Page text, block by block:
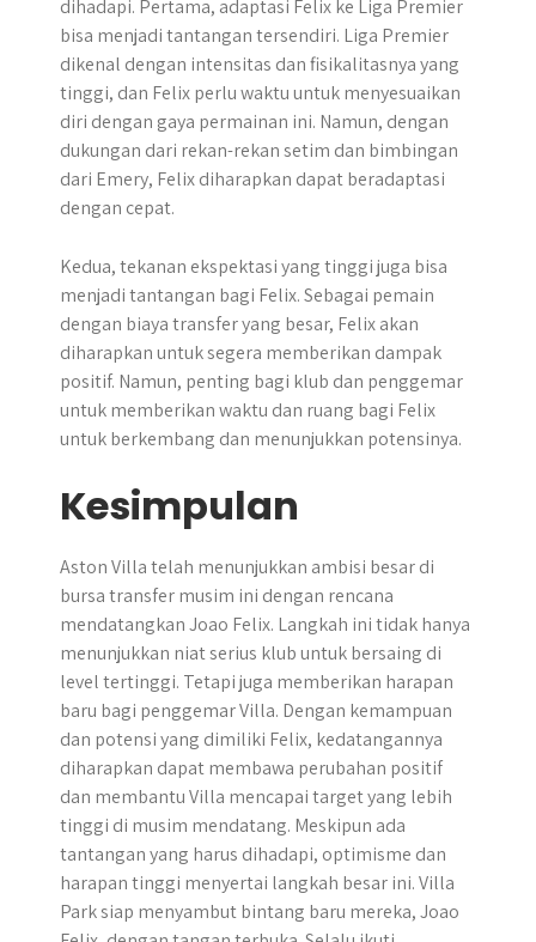
dihadapi. Pertama, adaptasi Felix ke Liga Premier
bisa menjadi tantangan tersendiri. Liga Premier
dikenal dengan intensitas dan fisikalitasnya yang
tinggi, dan Felix perlu waktu untuk menyesuaikan
diri dengan gaya permainan ini. Namun, dengan
dukungan dari rekan-rekan setim dan bimbingan
dari Emery, Felix diharapkan dapat beradaptasi
dengan cepat.
Kedua, tekanan ekspektasi yang tinggi juga bisa
menjadi tantangan bagi Felix. Sebagai pemain
dengan biaya transfer yang besar, Felix akan
diharapkan untuk segera memberikan dampak
positif. Namun, penting bagi klub dan penggemar
untuk memberikan waktu dan ruang bagi Felix
untuk berkembang dan menunjukkan potensinya.
Kesimpulan
Aston Villa telah menunjukkan ambisi besar di
bursa transfer musim ini dengan rencana
mendatangkan Joao Felix. Langkah ini tidak hanya
menunjukkan niat serius klub untuk bersaing di
level tertinggi. Tetapi juga memberikan harapan
baru bagi penggemar Villa. Dengan kemampuan
dan potensi yang dimiliki Felix, kedatangannya
diharapkan dapat membawa perubahan positif
dan membantu Villa mencapai target yang lebih
tinggi di musim mendatang. Meskipun ada
tantangan yang harus dihadapi, optimisme dan
harapan tinggi menyertai langkah besar ini. Villa
Park siap menyambut bintang baru mereka, Joao